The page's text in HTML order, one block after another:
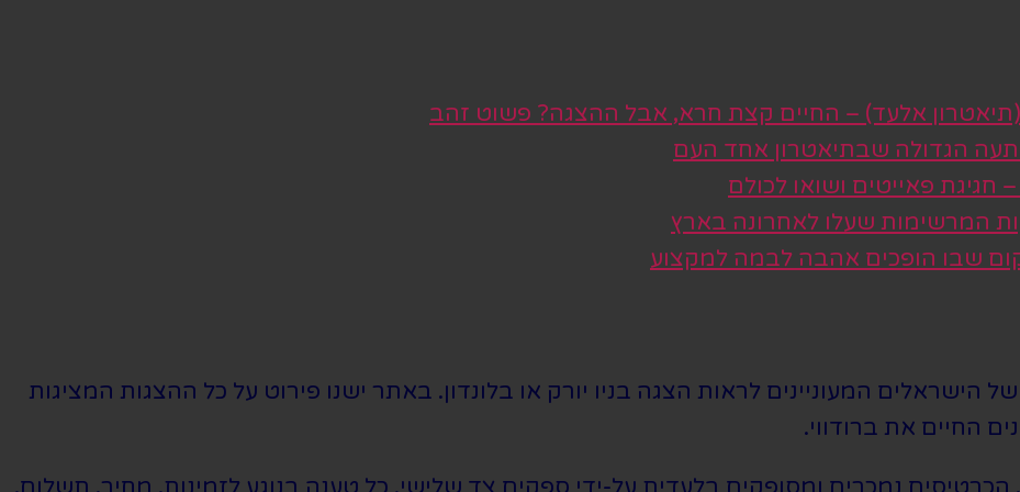
אלעד) – החיים קצת חרא, אבל ההצגה? פשוט זהב
הגדולה שבתיאטרון אחד העם
פאייטים ושואו לכולם
המרשימות שעלו לאחרונה בארץ
שבו הופכים אהבה לבמה למקצוע
המעוניינים לראות הצגה בניו יורק או בלונדון. באתר ישנו פירוט על כל ההצגות המציגות
החיים את ברודווי.